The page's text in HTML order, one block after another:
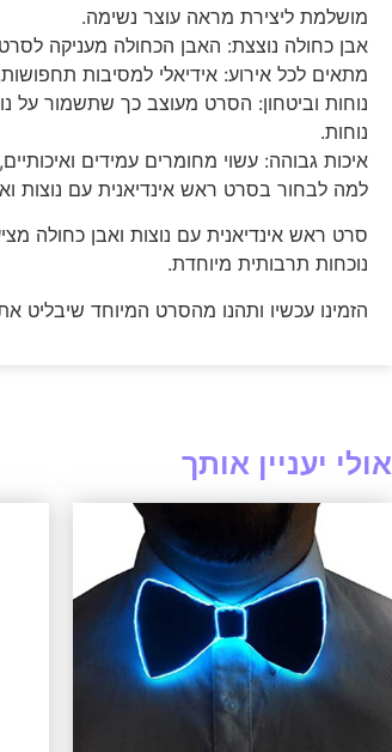
מושלמת ליצירת מראה עוצר נשימה.
אבן כחולה נוצצת: האבן הכחולה מעניקה
מתאים לכל אירוע: אידיאלי למסיבות
נוחות וביטחון: הסרט מעוצב כך שתשמור על
נוחות.
איכות גבוהה: עשוי מחומרים עמידים
למה לבחור בסרט ראש אינדיאנית עם נוצות
סרט ראש אינדיאנית עם נוצות ואבן כחולה
נוכחות תרבותית מיוחדת.
הזמינו עכשיו ותהנו מהסרט המיוחד שיבליט
אולי יעניין אותך